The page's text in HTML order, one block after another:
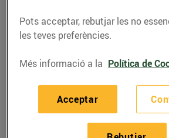
RECEPTES
Guisat de sípia
pèsols
13/de febrer/2024
Pots acceptar, rebutjar les no
les teves preferències.
Més informació a la Política de
Acceptar